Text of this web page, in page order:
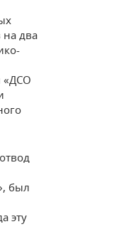
на два
«ДСО
был
эту